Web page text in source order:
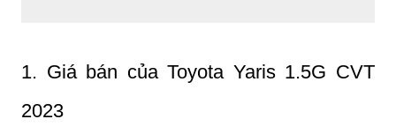
1. Giá bán của Toyota Yaris 1.5G CVT
2023